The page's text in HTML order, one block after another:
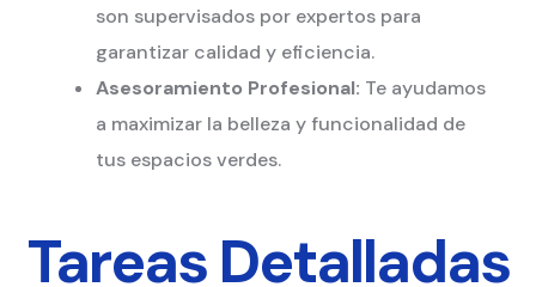
son supervisados por expertos para
garantizar calidad y eficiencia.
Asesoramiento Profesional: Te ayudamos
a maximizar la belleza y funcionalidad de
tus espacios verdes.
Tareas Detalladas